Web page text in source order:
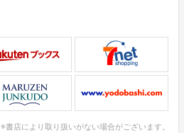
※書店により取り扱いがない場合がございます。